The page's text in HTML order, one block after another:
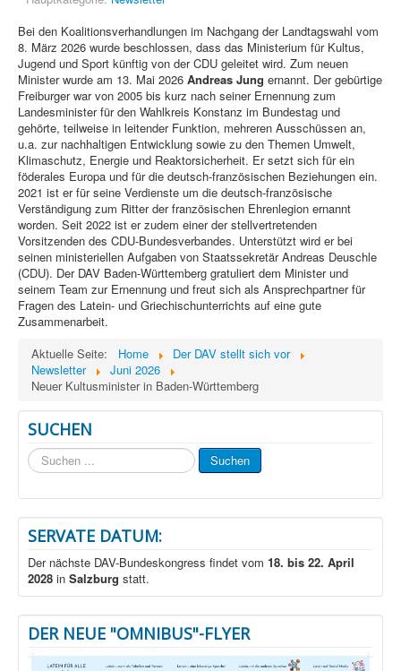
Bei den Koalitionsverhandlungen im Nachgang der Landtagswahl vom
8. März 2026 wurde beschlossen, dass das Ministerium für Kultus,
Jugend und Sport künftig von der CDU geleitet wird. Zum neuen
Minister wurde am 13. Mai 2026 Andreas Jung ernannt. Der gebürtige
Freiburger war von 2005 bis kurz nach seiner Ernennung zum
Landesminister für den Wahlkreis Konstanz im Bundestag und
gehörte, teilweise in leitender Funktion, mehreren Ausschüssen an,
u.a. zur nachhaltigen Entwicklung sowie zu den Themen Umwelt,
Klimaschutz, Energie und Reaktorsicherheit. Er setzt sich für ein
föderales Europa und für die deutsch-französischen Beziehungen ein.
2021 ist er für seine Verdienste um die deutsch-französische
Verständigung zum Ritter der französischen Ehrenlegion ernannt
worden. Seit 2022 ist er zudem einer der stellvertretenden
Vorsitzenden des CDU-Bundesverbandes. Unterstützt wird er bei
seinen ministeriellen Aufgaben von Staatssekretär Andreas Deuschle
(CDU). Der DAV Baden-Württemberg gratuliert dem Minister und
seinem Team zur Ernennung und freut sich als Ansprechpartner für
Fragen des Latein- und Griechischunterrichts auf eine gute
Zusammenarbeit.
Aktuelle Seite:
Home
Der DAV stellt sich vor
Newsletter
Juni 2026
Neuer Kultusminister in Baden-Württemberg
SUCHEN
Suchen
...
Suchen
SERVATE DATUM:
Der nächste DAV-Bundeskongress findet vom 18. bis 22. April
2028 in Salzburg statt.
DER NEUE "OMNIBUS"-FLYER